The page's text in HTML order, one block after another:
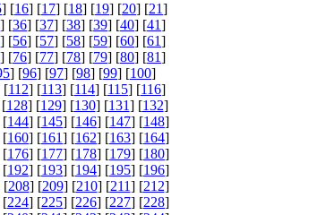
] [16] [17] [18] [19] [20] [21]
] [36] [37] [38] [39] [40] [41]
] [56] [57] [58] [59] [60] [61]
] [76] [77] [78] [79] [80] [81]
] [96] [97] [98] [99] [100]
[112] [113] [114] [115] [116]
128] [129] [130] [131] [132]
[144] [145] [146] [147] [148]
[160] [161] [162] [163] [164]
[176] [177] [178] [179] [180]
[192] [193] [194] [195] [196]
[208] [209] [210] [211] [212]
[224] [225] [226] [227] [228]